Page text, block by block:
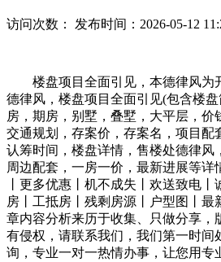
访问次数： 发布时间：2026-05-12
楼盘项目全面引见，本德律风为
德律风，楼盘项目全面引见(包含楼
房，期房，别墅，叠墅，大平层，价
交通规划，存案价，存案名，项目配
认筹时间，楼盘详情，售楼处德律风
周边配套，一房一价，最新进展等详
丨更多优惠丨机不成失丨欢送致电
房丨工抵房丨残剩房源丨户型图丨最
章内容分析来历于收集、只做分享，
有侵权，请联系我们，我们第一时间
询，专业一对一热情办事，让您用专